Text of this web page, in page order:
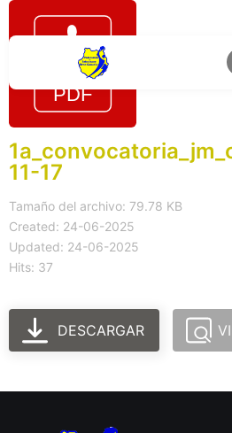
11-17
Tamaño del archivo: 79.78 KB
Created: 24-06-2025
Updated: 24-06-2025
Hits: 37
DESCARGAR